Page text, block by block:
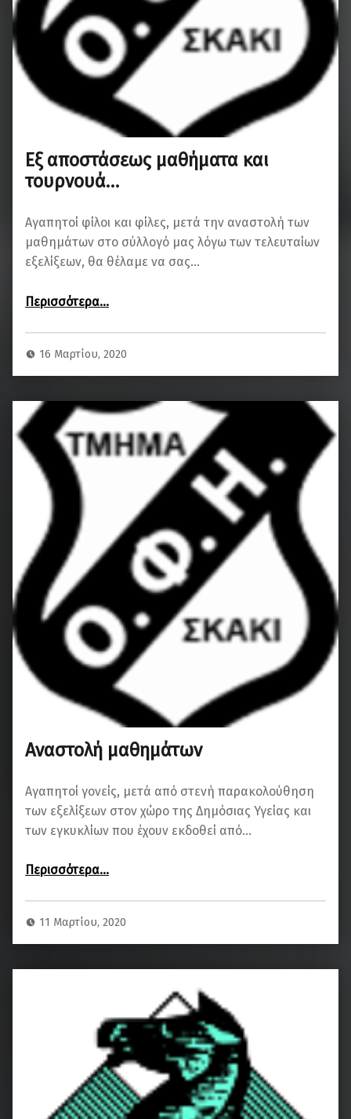
Εξ αποστάσεως μαθήματα και
τουρνουά…
Αγαπητοί φίλοι και φίλες, μετά την αναστολή των
μαθημάτων στο σύλλογό μας λόγω των τελευταίων
εξελίξεων, θα θέλαμε να σας…
Περισσότερα“Εξ αποστάσεως μαθήματα και τουρνουά…”
…
16 Μαρτίου, 2020
Αναστολή μαθημάτων
Αγαπητοί γονείς, μετά από στενή παρακολούθηση
των εξελίξεων στον χώρο της Δημόσιας Υγείας και
των εγκυκλίων που έχουν εκδοθεί από…
Περισσότερα…
11 Μαρτίου, 2020